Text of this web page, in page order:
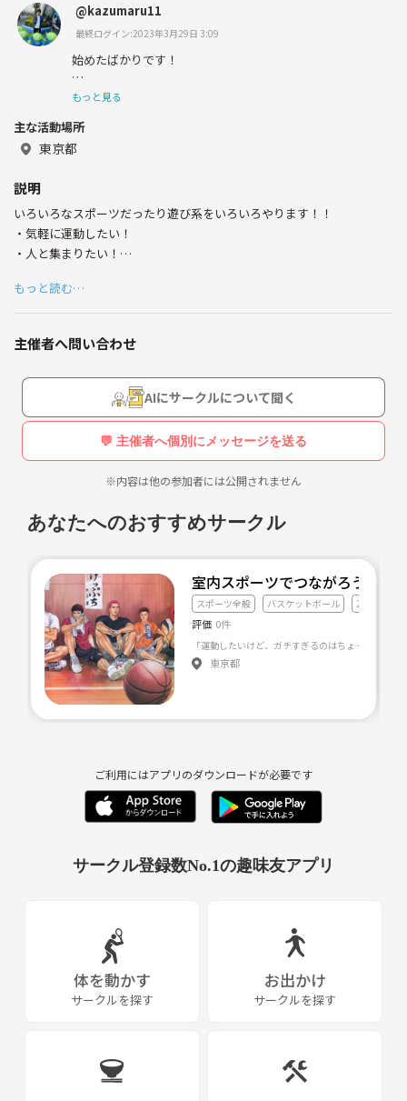
@kazumaru11
最終ログイン:2023年3月29日 3:09
始めたばかりです！
よろしくお願いいたします！
もっと見る
主な活動場所
東京都
説明
いろいろなスポーツだったり遊び系をいろいろやります！！
・気軽に運動したい！
・人と集まりたい！
・趣味共増やしたい！
・暇つぶし
etc...
なんでも理由は大丈夫です！！
よくやるのはモルックとフットサル、ポーカーだったりダーツだったり
初心者、老若男女問わず大歓迎ですので是非気軽に遊びましょう♫
もっと読む…
主催者へ問い合わせ
AIにサークルについて聞く
💬 主催者へ個別にメッセージを送る
※内容は他の参加者には公開されません
あなたへのおすすめサークル
室内スポーツでつながろう⛹️‍♂️
スポーツ全般 バスケットボール 20代友達づ
評価 0件
東京都
ご利用にはアプリのダウンロードが必要です
サークル登録数No.1の趣味友アプリ
体を動かす
サークルを探す
お出かけ
サークルを探す